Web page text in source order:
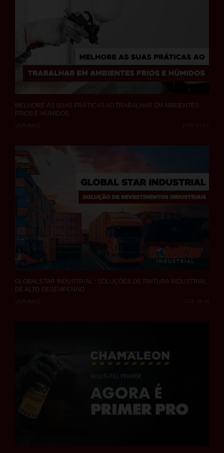
MELHORE AS SUAS PRÁTICAS AO TRABALHAR EM AMBIENTES
FRIOS E HÚMIDOS
VER MAIS
GLOBALSTAR INDUSTRIAL : SOLUÇÕES DE PINTURA INDUSTRIAL
DE ALTO DESEMPENHO
2025-08-26
VER MAIS